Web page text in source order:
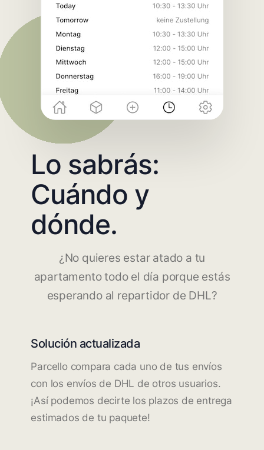
Lo sabrás:
Cuándo y
dónde.
¿No quieres estar atado a tu
apartamento todo el día porque estás
esperando al repartidor de DHL?
Solución actualizada
Parcello compara cada uno de tus envíos
con los envíos de DHL de otros usuarios.
¡Así podemos decirte los plazos de entrega
estimados de tu paquete!